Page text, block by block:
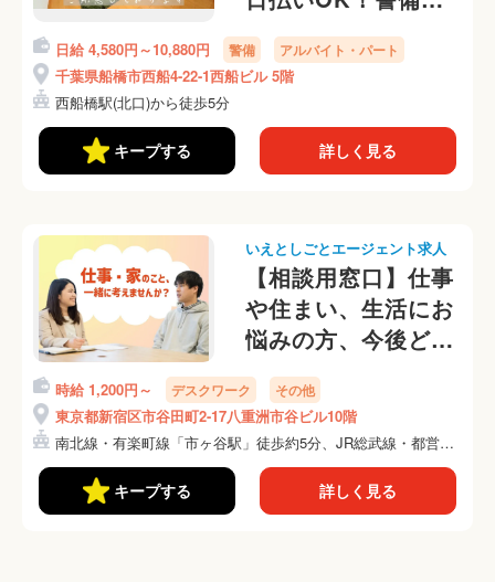
さん募集中☆
日給 4,580円～10,880円 警備 アルバイト・パート
千葉県船橋市西船4-22-1西船ビル 5階
西船橋駅(北口)から徒歩5分
キープする 詳しく見る
いえとしごとエージェント求人
【相談用窓口】仕事
や住まい、生活にお
悩みの方、今後どう
したら良いか一緒に
考えませんか？
時給 1,200円～ デスクワーク その他
東京都新宿区市谷田町2-17八重洲市谷ビル10階
南北線・有楽町線「市ヶ谷駅」徒歩約5分、JR総武線・都営新
宿...
キープする 詳しく見る